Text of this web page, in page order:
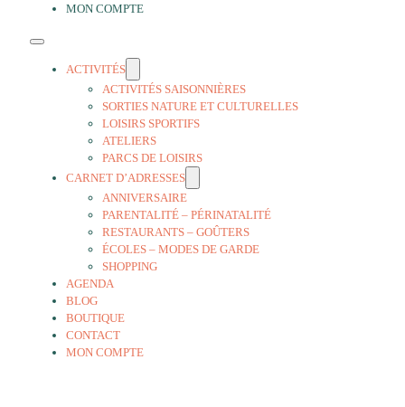
MON COMPTE
ACTIVITÉS
ACTIVITÉS SAISONNIÈRES
SORTIES NATURE ET CULTURELLES
LOISIRS SPORTIFS
ATELIERS
PARCS DE LOISIRS
CARNET D’ADRESSES
ANNIVERSAIRE
PARENTALITÉ – PÉRINATALITÉ
RESTAURANTS – GOÛTERS
ÉCOLES – MODES DE GARDE
SHOPPING
AGENDA
BLOG
BOUTIQUE
CONTACT
MON COMPTE